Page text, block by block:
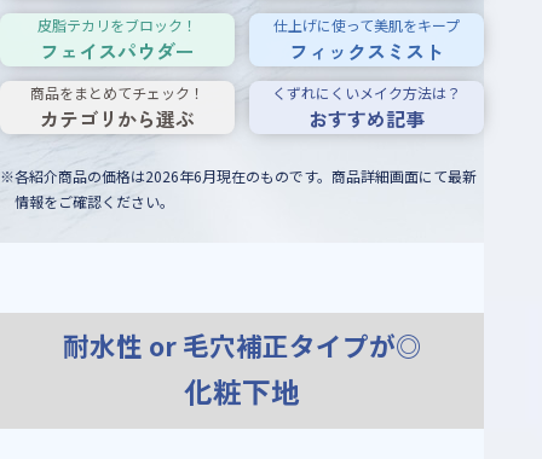
皮脂テカリをブロック！
フェイスパウダー
仕上げに使って美肌をキープ
フィックスミスト
商品をまとめてチェック！
カテゴリから選ぶ
くずれにくいメイク方法は？
おすすめ記事
※各紹介商品の価格は2026年6月現在のものです。商品詳細画面にて最新
情報をご確認ください。
耐水性 or 毛穴補正タイプが◎
化粧下地